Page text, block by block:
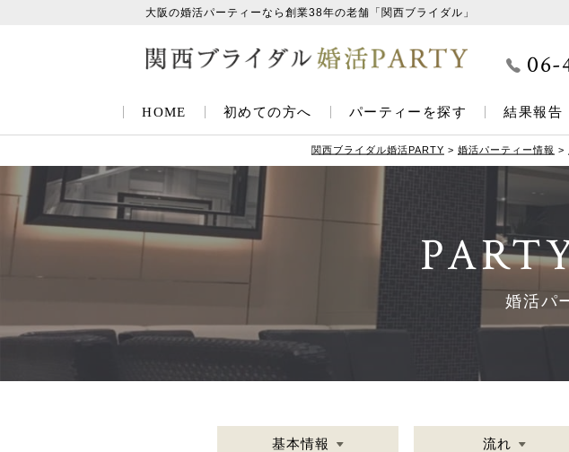
大阪の婚活パーティーなら創業38年の老舗「関西ブライダル」
06-
HOME 初めての方へ パーティーを探す 結果報告
関西ブライダル婚活PARTY > 婚活パーティー情報 >
婚活パ
基本情報 流れ